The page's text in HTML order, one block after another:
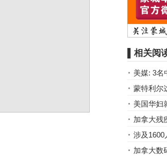
▌相关阅
美媒: 3名
突袭搜查
蒙特利尔
$520
美国华妇
蓄100万
加拿大残
子都抵押
涉及1600
诈案
加拿大数